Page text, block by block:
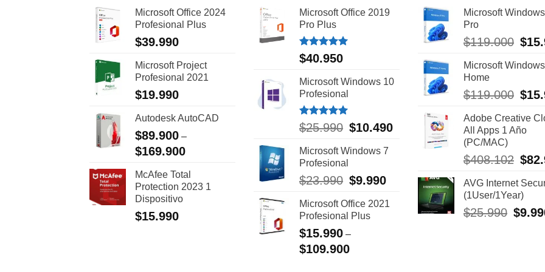
Microsoft Office 2024
Profesional Plus
$39.990
Microsoft Project
Profesional 2021
$19.990
Autodesk AutoCAD
$89.900 –
$169.900
McAfee Total
Protection 2023 1
Dispositivo
$15.990
Microsoft Office 2019
Pro Plus
Valorado
con5.00
$40.950
Microsoft Windows 10
Profesional
Valorado
con5.00
$25.990 El
original
$25.990.
$10.490El
$10.490.
Microsoft Windows 7
Profesional
$23.990 El
original
era:
$9.990El
actual
Microsoft Office 2021
Profesional Plus
$15.990 –
$109.900
Microsoft
Pro
$119.000 El
$
Microsoft
Home
$119.000 El
era:
$
Adobe Creative
All Apps 1 Año
(PC/MAC)
$408.102 El
era:
$
AVG Internet
(1User/1Year)
$25.990 El
$